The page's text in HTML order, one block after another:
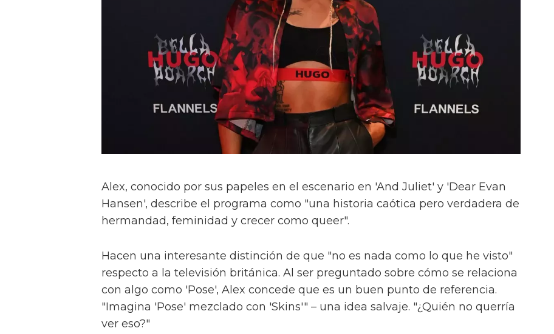
Alex, conocido por sus papeles en el escenario en 'And Juliet' y 'Dear Evan
Hansen', describe el programa como "una historia caótica pero verdadera de
hermandad, feminidad y crecer como queer".
Hacen una interesante distinción de que "no es nada como lo que he visto"
respecto a la televisión británica. Al ser preguntado sobre cómo se relaciona
con algo como 'Pose', Alex concede que es un buen punto de referencia.
"Imagina 'Pose' mezclado con 'Skins'" – una idea salvaje. "¿Quién no querría
ver eso?"